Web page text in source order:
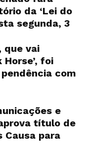
da ‘Lei do
segunda, 3
que vai
foi
com
e
título de
Causa para